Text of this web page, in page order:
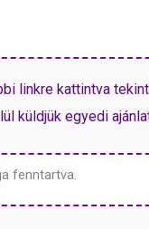
linkre kattintva
küldjük egyedi
fenntartva.